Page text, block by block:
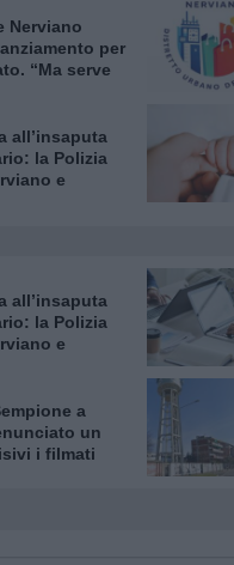
Nerviano
per
“Ma serve
all’insaputa
la Polizia
e
all’insaputa
la Polizia
e
a
un
i filmati